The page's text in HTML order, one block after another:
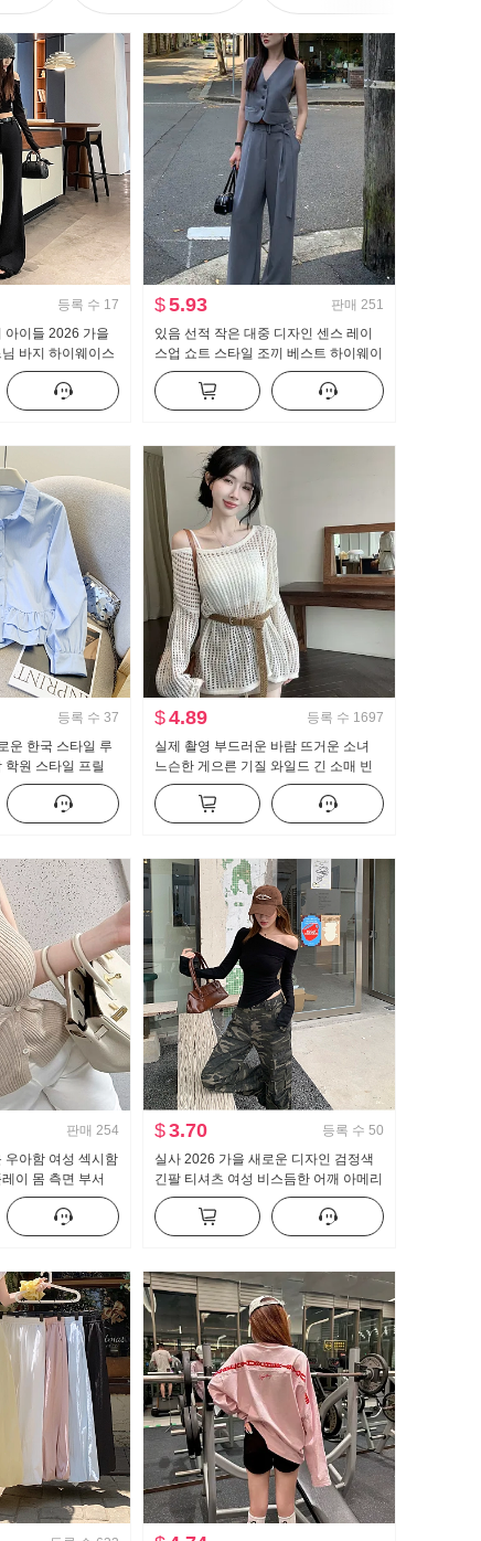
등록 수 17
아이들 2026 가을
바지 하이웨이스
매 가꾸기 신축성
$5.93 판매 251
있음 선적 작은 대중 디자인 센스 레이
스업 쇼트 스타일 조끼 베스트 하이웨이
스트 도루 센스 넓은 다리 캐주얼 바지
세트
등록 수 37
운 한국 스타일 루
학원 스타일 프릴
$4.89 등록 수 1697
실제 촬영 부드러운 바람 뜨거운 소녀
느슨한 게으른 기질 와일드 긴 소매 빈
뜨개질 블라우스 캐미솔
판매 254
우아함 여성 섹시함
이 몸 측면 부서
츠 맨위
$3.70 등록 수 50
실사 2026 가을 새로운 디자인 검정색
긴팔 티셔츠 여성 비스듬한 어깨 아메리
칸 핫걸 오프숄더 오프숄더 맨위